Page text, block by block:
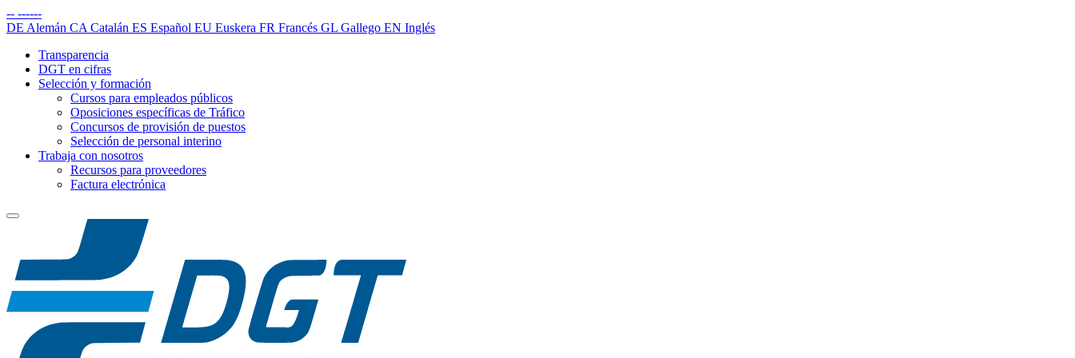
-- ------
DE Alemán CA Catalán ES Español EU Euskera FR Francés GL Gallego EN Inglés
Transparencia
DGT en cifras
Selección y formación
Cursos para empleados públicos
Oposiciones específicas de Tráfico
Concursos de provisión de puestos
Selección de personal interino
Trabaja con nosotros
Recursos para proveedores
Factura electrónica